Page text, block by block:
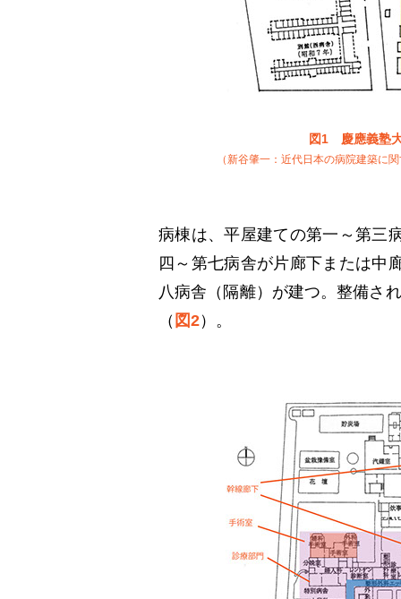
図1 慶應義塾
（新谷肇一：近代日本の病院建築に
病棟は、平屋建ての第一～第三
四～第七病舎が片廊下または中
八病舎（隔離）が建つ。整備さ
（ 図2）。